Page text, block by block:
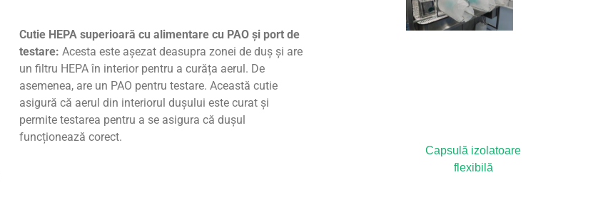
Cutie HEPA superioară cu alimentare cu PAO și port de
testare: Acesta este așezat deasupra zonei de duș și are
un filtru HEPA în interior pentru a curăța aerul. De
asemenea, are un PAO pentru testare. Această cutie
asigură că aerul din interiorul dușului este curat și
permite testarea pentru a se asigura că dușul
funcționează corect.
Capsulă izolatoare
flexibilă